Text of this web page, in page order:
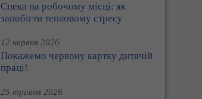
Спека на робочому місці: як
запобігти тепловому стресу
12 червня 2026
Покажемо червону картку дитячій
праці!
25 травня 2026